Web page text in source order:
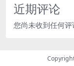
近期评论
您尚未收到任何评